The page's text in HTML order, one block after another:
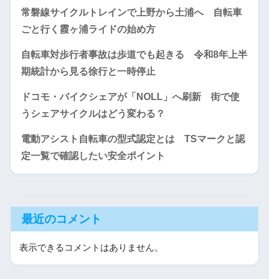
常磐線サイクルトレインで上野から土浦へ 自転車
ごと行く霞ヶ浦ライドの始め方
自転車対歩行者事故は歩道でも起きる 令和8年上半
期統計から見る徐行と一時停止
ドコモ・バイクシェアが「NOLL」へ刷新 街で使
うシェアサイクルはどう変わる？
電動アシスト自転車の型式認定とは TSマークと認
定一覧で確認したい安全ポイント
最近のコメント
表示できるコメントはありません。